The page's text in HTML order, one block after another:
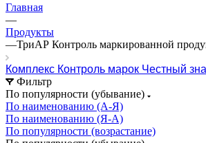
Главная
—
Продукты
—ТриАР Контроль маркированной
Комплекс Контроль марок Честный
Фильтр
По популярности (убывание)
По наименованию (А-Я)
По наименованию (Я-А)
По популярности (возрастание)